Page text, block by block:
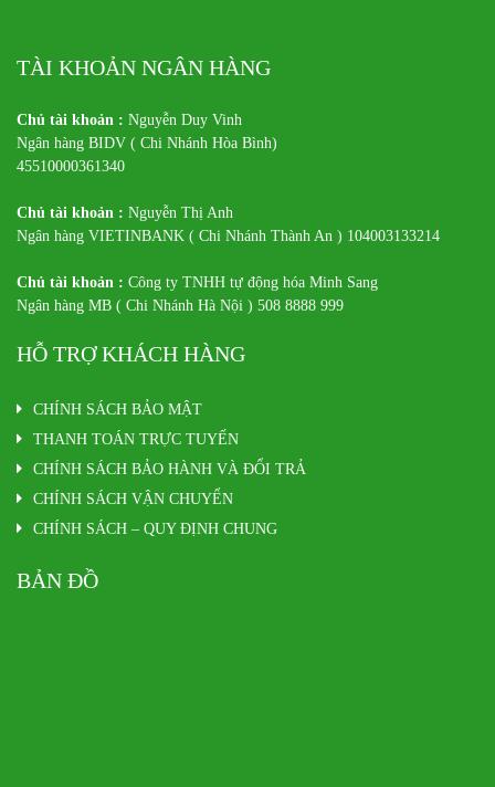
TÀI KHOẢN NGÂN HÀNG
Chủ tài khoản : Nguyễn Duy Vinh
Ngân hàng BIDV ( Chi Nhánh Hòa Bình)
45510000361340
Chủ tài khoản : Nguyễn Thị Anh
Ngân hàng VIETINBANK ( Chi Nhánh Thành An ) 104003133214
Chủ tài khoản : Công ty TNHH tự động hóa Minh Sang
Ngân hàng MB ( Chi Nhánh Hà Nội ) 508 8888 999
HỖ TRỢ KHÁCH HÀNG
CHÍNH SÁCH BẢO MẬT
THANH TOÁN TRỰC TUYẾN
CHÍNH SÁCH BẢO HÀNH VÀ ĐỔI TRẢ
CHÍNH SÁCH VẬN CHUYỂN
CHÍNH SÁCH – QUY ĐỊNH CHUNG
BẢN ĐỒ